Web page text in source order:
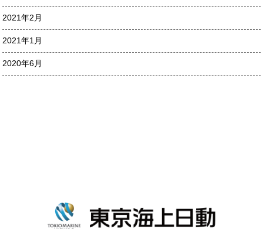
2021年2月
2021年1月
2020年6月